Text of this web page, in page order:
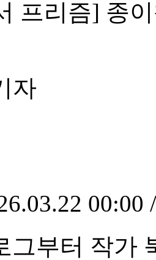
프리즘] 종
자
00:00
그부터 작가